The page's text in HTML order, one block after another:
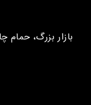
بازار بزرگ، حمام